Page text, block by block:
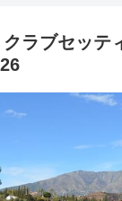
ラブセッテ